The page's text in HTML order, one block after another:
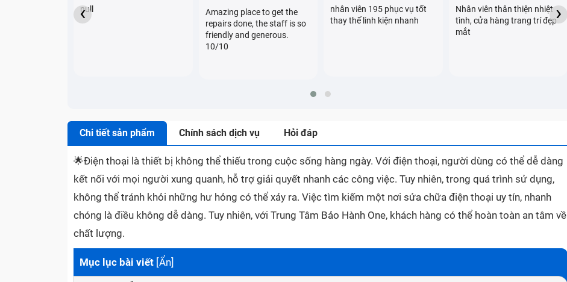
null
Amazing place to get the
repairs done, the staff is so
friendly and generous.
10/10
nhân viên 195 phục vụ tốt
thay thế linh kiện nhanh
Nhân viên thân thiện nhiệt
tình, cửa hàng trang trí đẹp
mắt
‹ ›
Chi tiết sản phẩm Chính sách dịch vụ Hỏi đáp
🌟Điện thoại là thiết bị không thể thiếu trong cuộc sống hàng ngày. Với điện thoại, người dùng có thể dễ dàng
kết nối với mọi người xung quanh, hỗ trợ giải quyết nhanh các công việc. Tuy nhiên, trong quá trình sử dụng,
không thể tránh khỏi những hư hỏng có thể xảy ra. Việc tìm kiếm một nơi sửa chữa điện thoại uy tín, nhanh
chóng là điều không dễ dàng. Tuy nhiên, với Trung Tâm Bảo Hành One, khách hàng có thể hoàn toàn an tâm về
chất lượng.
Mục lục bài viết [Ẩn]